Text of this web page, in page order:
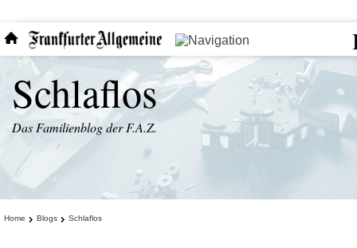
Schlaflos
Das Familienblog der F.A.Z.
Home Blogs Schlaflos